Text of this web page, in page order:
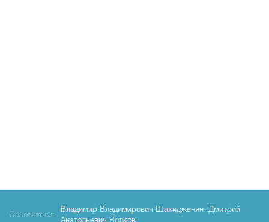
Основатели:
Владимир Владимирович Шахиджанян, Дмитрий